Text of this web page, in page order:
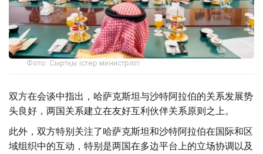
Фото: Сыртқы істер министрлігі
双方在会谈中指出，哈萨克斯坦与沙特阿拉伯的关系发展势
头良好，两国关系建立在友好互利伙伴关系原则之上。
此外，双方特别关注了哈萨克斯坦和沙特阿拉伯在国际和区
域组织中的互动，特别是两国在多边平台上的立场协调以及